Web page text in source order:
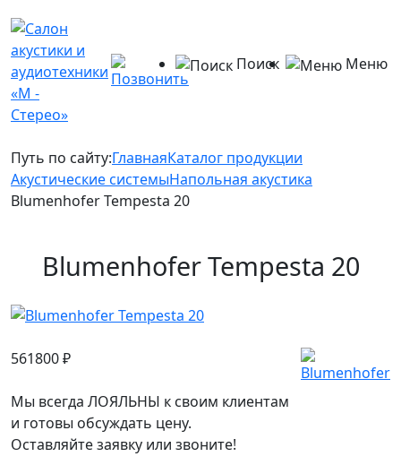
Меню
Поиск
Путь по сайту:ГлавнаяКаталог продукции
Акустические системыНапольная акустика
Blumenhofer Tempesta 20
Blumenhofer Tempesta 20
561800₽
Мы всегда ЛОЯЛЬНЫ к своим клиентам
и готовы обсуждать цену.
Оставляйте заявку или звоните!